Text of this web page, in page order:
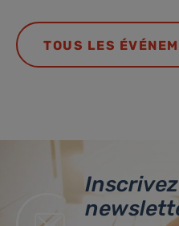
TOUS LES